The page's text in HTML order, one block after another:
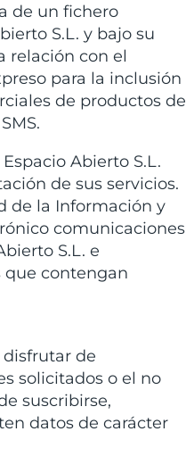
de un fichero
S.L. y bajo su
relación con el
para la inclusión
de productos de
Abierto S.L.
de sus servicios.
de la Información y
comunicaciones
S.L. e
que contengan
de
solicitados o el no
suscribirse,
datos de carácter